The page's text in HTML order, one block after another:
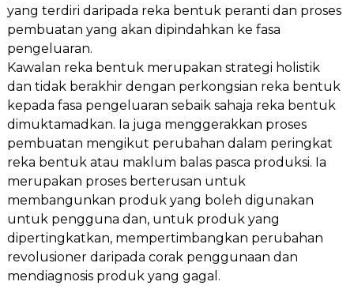
yang terdiri daripada reka bentuk peranti dan proses
pembuatan yang akan dipindahkan ke fasa
pengeluaran.
Kawalan reka bentuk merupakan strategi holistik
dan tidak berakhir dengan perkongsian reka bentuk
kepada fasa pengeluaran sebaik sahaja reka bentuk
dimuktamadkan. Ia juga menggerakkan proses
pembuatan mengikut perubahan dalam peringkat
reka bentuk atau maklum balas pasca produksi. Ia
merupakan proses berterusan untuk
membangunkan produk yang boleh digunakan
untuk pengguna dan, untuk produk yang
dipertingkatkan, mempertimbangkan perubahan
revolusioner daripada corak penggunaan dan
mendiagnosis produk yang gagal.